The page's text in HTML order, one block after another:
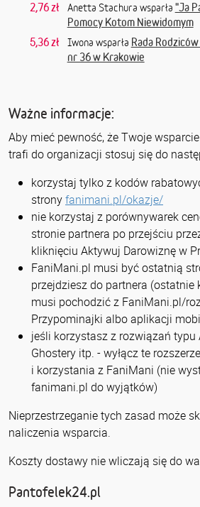
2,76 zł
Anetta Stachura wsparła "Ja
Pomocy Kotom Niewidomym
5,36 zł
Iwona wsparła Rada
nr 36 w Krakowie
Ważne informacje:
Aby mieć pewność, że Twoje
trafi do organizacji stosuj się do
korzystaj tylko z kodów
stronyfanimani.pl/okazje/
nie korzystaj z porównywarek
stronie partnera po przejściu
kliknięciu Aktywuj Darowiznę w
FaniMani.pl musi być ostatnią
przejdziesz do partnera (ostatnie
musi pochodzić z FaniMani.pl/
Przypominajki albo aplikacji
jeśli korzystasz z rozwiązań typu
Ghostery itp. - wyłącz te
i korzystania z FaniMani (nie
fanimani.pl do wyjątków)
Nieprzestrzeganie tych zasad może
naliczenia wsparcia.
Koszty dostawy nie wliczają się do
Pantofelek24.pl